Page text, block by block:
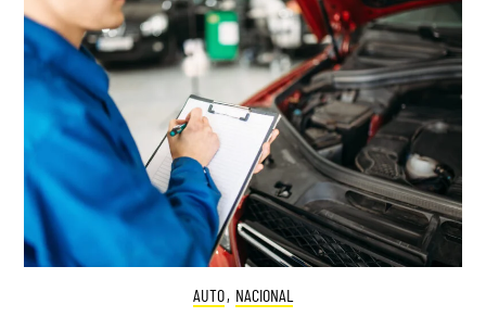
AUTO, NACIONAL